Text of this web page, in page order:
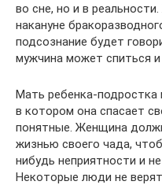
во сне, но и в
накануне
подсознание будет
мужчина может спиться
Мать ребенка-подростка
в котором она спасает
понятные. Женщина
жизнью своего чада,
нибудь неприятности и
Некоторые люди не